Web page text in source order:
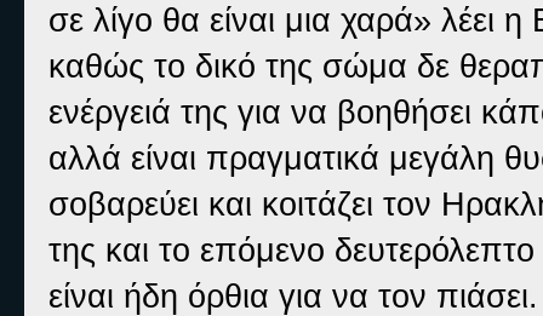
σε λίγο θα είναι μια χαρά» λέει
καθώς το δικό της σώμα δε
ενέργειά της για να βοηθήσει
αλλά είναι πραγματικά μεγάλη
σοβαρεύει και κοιτάζει τον
της και το επόμενο
είναι ήδη όρθια για να τον